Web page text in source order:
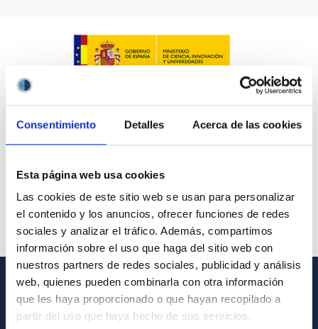
Consentimiento Detalles Acerca de las cookies
Esta página web usa cookies
Las cookies de este sitio web se usan para personalizar
el contenido y los anuncios, ofrecer funciones de redes
sociales y analizar el tráfico. Además, compartimos
información sobre el uso que haga del sitio web con
nuestros partners de redes sociales, publicidad y análisis
web, quienes pueden combinarla con otra información
que les haya proporcionado o que hayan recopilado a
partir del uso que haya hecho de sus servicios.
GENERAL INFORMATION